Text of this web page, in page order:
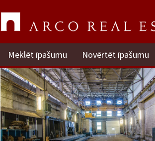
Meklēt īpašumu Novērtēt īpašumu
Ganību dambis 24A